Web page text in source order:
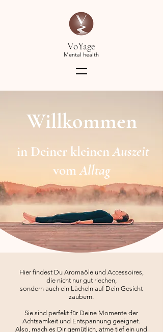
VoYage
Mental health
Willkommen
in Deiner kleinenAuszeit
vomAlltag
Hier findest Du Aromaöle und Accessoires,
die nicht nur gut riechen,
sondern auch ein Lächeln auf Dein Gesicht
zaubern.
Sie sind perfekt für Deine Momente der
Achtsamkeit und Entspannung geeignet.
Also, mach es Dir gemütlich, atme tief ein und